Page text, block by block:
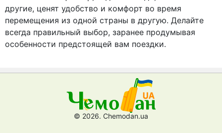
другие, ценят удобство и комфорт во время
перемещения из одной страны в другую. Делайте
всегда правильный выбор, заранее продумывая
особенности предстоящей вам поездки.
© 2026. Chemodan.ua